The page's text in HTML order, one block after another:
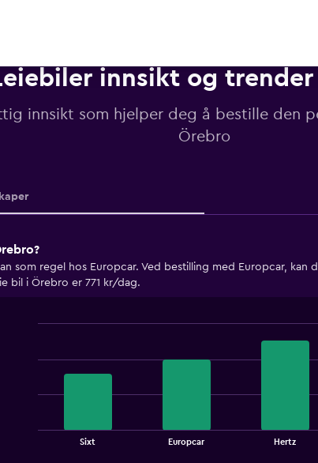
innsikt og
innsikt som hjelper deg å bestille den
Örebro
som regel hos Europcar. Ved bestilling med Europcar,
bil i Örebro er 771 kr/dag.
Sixt Europcar Hertz